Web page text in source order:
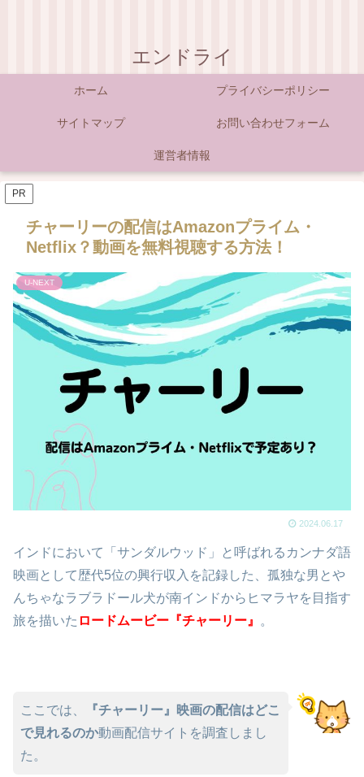
エンドライ
ホーム プライバシーポリシー
サイトマップ お問い合わせフォーム
運営者情報
PR
チャーリーの配信はAmazonプライム・
Netflix？動画を無料視聴する方法！
U-NEXT
2024.06.17
インドにおいて「サンダルウッド」と呼ばれるカンナダ語
映画として歴代5位の興行収入を記録した、孤独な男とや
んちゃなラブラドール犬が南インドからヒマラヤを目指す
旅を描いた ロードムービー『チャーリー』 。
ここでは、
『チャーリー』映画の配信はどこ
で見れるのか動画配信サイトを調査しまし
た。